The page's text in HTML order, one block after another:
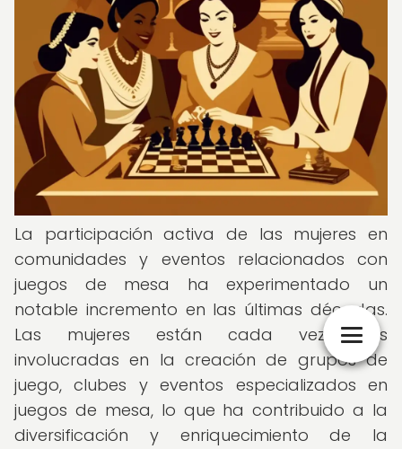
La participación activa de las mujeres en
comunidades y eventos relacionados con
juegos de mesa ha experimentado un
notable incremento en las últimas décadas.
Las mujeres están cada vez más
involucradas en la creación de grupos de
juego, clubes y eventos especializados en
juegos de mesa, lo que ha contribuido a la
diversificación y enriquecimiento de la